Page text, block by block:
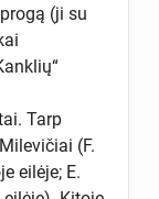
(ji su
Tarp
(F.
eilėje; E.